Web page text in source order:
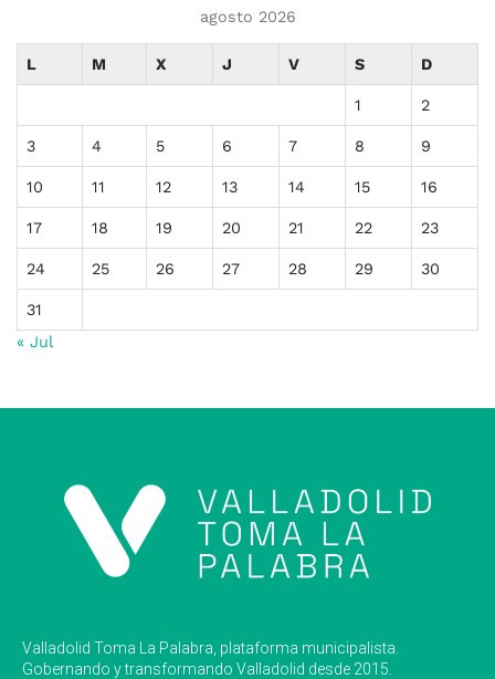
agosto 2026
L M X J V S D
1 2
3 4 5 6 7 8 9
10 11 12 13 14 15 16
17 18 19 20 21 22 23
24 25 26 27 28 29 30
31
« Jul
Valladolid Toma La Palabra, plataforma municipalista.
Gobernando y transformando Valladolid desde 2015.